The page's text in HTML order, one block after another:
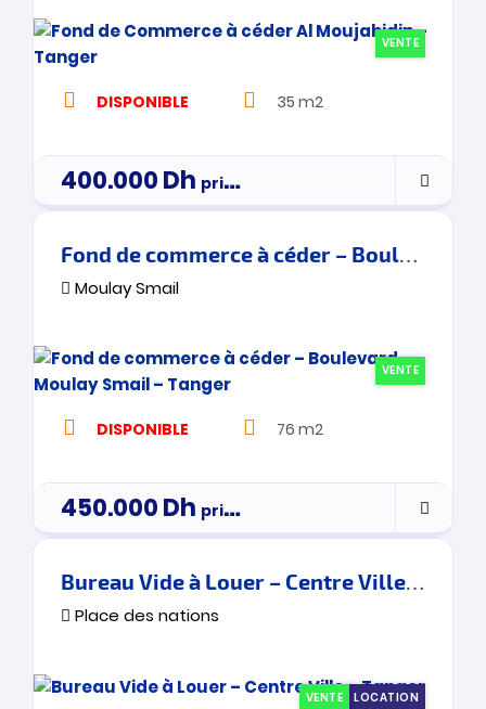
VENTE
DISPONIBLE 35 m2
400.000Dh prix de vente
Fond de commerce à céder – Boulevard Moulay Smail – Tanger
Moulay Smail
VENTE
DISPONIBLE 76 m2
450.000Dh prix de vente
Bureau Vide à Louer – Centre Ville – Tanger
Place des nations
LOCATION
VENTE